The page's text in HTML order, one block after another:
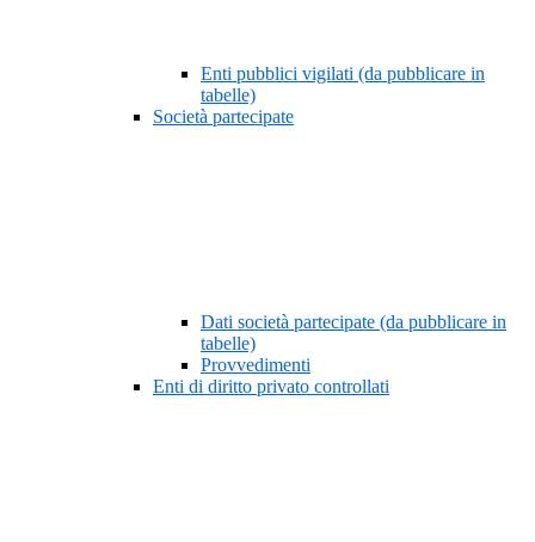
Enti pubblici vigilati (da pubblicare in
tabelle)
Società partecipate
Dati società partecipate (da pubblicare in
tabelle)
Provvedimenti
Enti di diritto privato controllati